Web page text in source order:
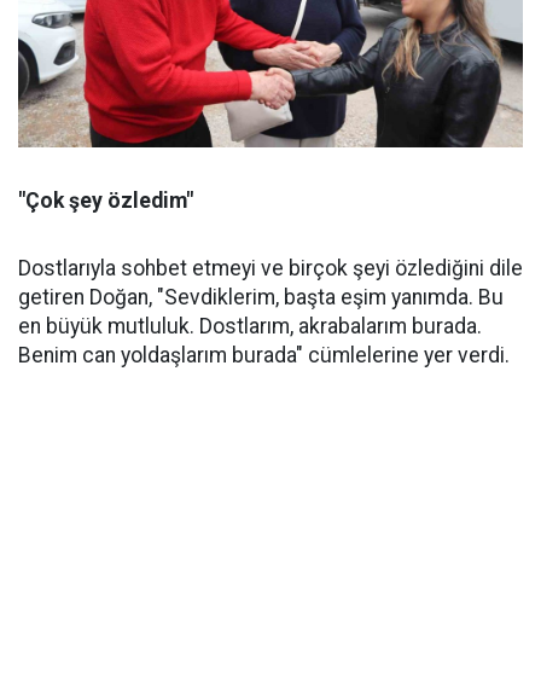
"Çok şey özledim"
Dostlarıyla sohbet etmeyi ve birçok şeyi özlediğini dile
getiren Doğan, "Sevdiklerim, başta eşim yanımda. Bu
en büyük mutluluk. Dostlarım, akrabalarım burada.
Benim can yoldaşlarım burada" cümlelerine yer verdi.